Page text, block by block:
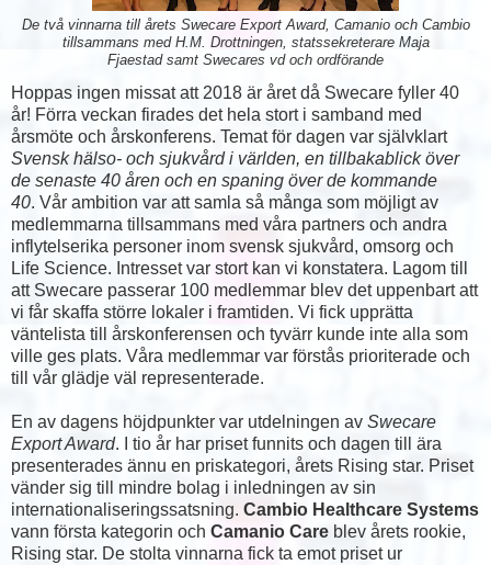
De två vinnarna till årets Swecare Export Award, Camanio och Cambio
tillsammans med H.M. Drottningen, statssekreterare Maja
Fjaestad samt Swecares vd och ordförande
Hoppas ingen missat att 2018 är året då Swecare fyller 40
år! Förra veckan firades det hela stort i samband med
årsmöte och årskonferens. Temat för dagen var självklart
Svensk hälso- och sjukvård i världen, en tillbakablick över
de senaste 40 åren och en spaning över de kommande
40. Vår ambition var att samla så många som möjligt av
medlemmarna tillsammans med våra partners och andra
inflytelserika personer inom svensk sjukvård, omsorg och
Life Science. Intresset var stort kan vi konstatera. Lagom till
att Swecare passerar 100 medlemmar blev det uppenbart att
vi får skaffa större lokaler i framtiden. Vi fick upprätta
väntelista till årskonferensen och tyvärr kunde inte alla som
ville ges plats. Våra medlemmar var förstås prioriterade och
till vår glädje väl representerade.
En av dagens höjdpunkter var utdelningen av Swecare
Export Award. I tio år har priset funnits och dagen till ära
presenterades ännu en priskategori, årets Rising star. Priset
vänder sig till mindre bolag i inledningen av sin
internationaliseringssatsning. Cambio Healthcare Systems
vann första kategorin och Camanio Care blev årets rookie,
Rising star. De stolta vinnarna fick ta emot priset ur